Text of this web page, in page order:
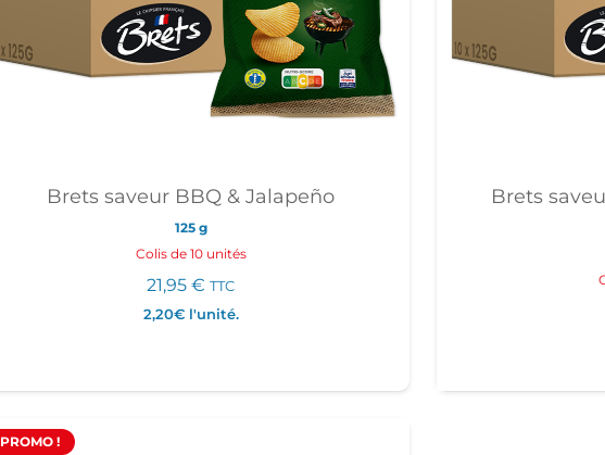
Brets saveur BBQ & Jalapeño
125 g
Colis de 10 unités
21,95€ TTC
2,20€l'unité.
Brets
PROMO !